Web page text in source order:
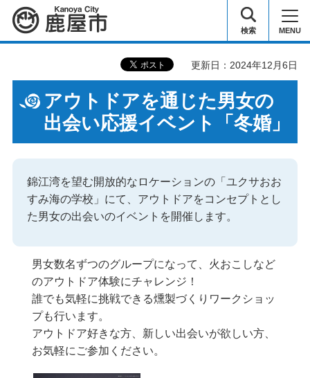
鹿屋市 検索 MENU
更新日：2024年12月6日
アウトドアを通じた男女の
出会い応援イベント「冬婚」
錦江湾を望む開放的なロケーションの「ユクサおお
すみ海の学校」にて、アウトドアをコンセプトとし
た男女の出会いのイベントを開催します。
男女数名ずつのグループになって、火おこしなど
のアウトドア体験にチャレンジ！
誰でも気軽に挑戦できる燻製づくりワークショッ
プも行います。
アウトドア好きな方、新しい出会いが欲しい方、
お気軽にご参加ください。